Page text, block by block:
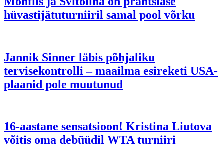
hüvastijätuturniiril samal pool võrku
Jannik Sinner läbis põhjaliku
tervisekontrolli – maailma esireketi USA-
plaanid pole muutunud
16-aastane sensatsioon! Kristina Liutova
võitis oma debüüdil WTA turniiri